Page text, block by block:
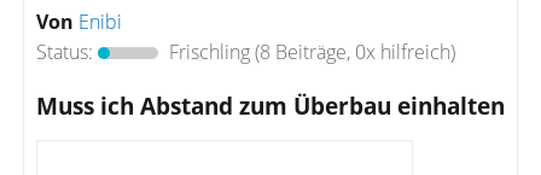
Von Enibi
Status:
Frischling(8 Beiträge, 0x hilfreich)
Muss ich Abstand zum Überbau einhalten